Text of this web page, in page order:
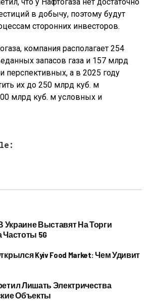
в добычу, поэтому будут
сторонних инвесторов.
компания располагает 254
запасов газа и 157 млрд
перспективных, а в 2025 году
их до 250 млрд куб. м
млрд куб. м условных и
Украине Выставят На Торги
5G
Kyiv Food Market: Чем Удивит
Лишать Электричества
Объекты